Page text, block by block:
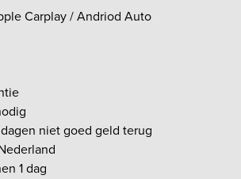
Carplay / Andriod Auto
niet goed geld terug
1 dag